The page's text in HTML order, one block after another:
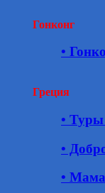
Гонконг
•
Греция
•
•
•